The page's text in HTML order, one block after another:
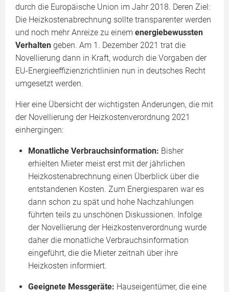
durch die Europäische Union im Jahr 2018. Deren Ziel:
Die Heizkostenabrechnung sollte transparenter werden
und noch mehr Anreize zu einem energiebewussten
Verhalten geben. Am 1. Dezember 2021 trat die
Novellierung dann in Kraft, wodurch die Vorgaben der
EU-Energieeffizienzrichtlinien nun in deutsches Recht
umgesetzt werden.
Hier eine Übersicht der wichtigsten Änderungen, die mit
der Novellierung der Heizkostenverordnung 2021
einhergingen:
Monatliche Verbrauchsinformation: Bisher
erhielten Mieter meist erst mit der jährlichen
Heizkostenabrechnung einen Überblick über die
entstandenen Kosten. Zum Energiesparen war es
dann schon zu spät und hohe Nachzahlungen
führten teils zu unschönen Diskussionen. Infolge
der Novellierung der Heizkostenverordnung wurde
daher die monatliche Verbrauchsinformation
eingeführt, die die Mieter zeitnah über ihre
Heizkosten informiert.
Geeignete Messgeräte: Hauseigentümer, die eine